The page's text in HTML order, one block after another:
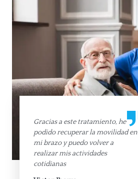
Gracias a este tratamiento, he
podido recuperar la movilidad en
mi brazo y puedo volver a
realizar mis actividades
cotidianas